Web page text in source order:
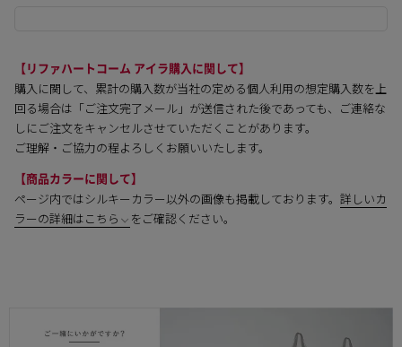
【リファハートコーム アイラ購入に関して】
購入に関して、累計の購入数が当社の定める個人利用の想定購入数を上
回る場合は「ご注文完了メール」が送信された後であっても、ご連絡な
しにご注文をキャンセルさせていただくことがあります。
ご理解・ご協力の程よろしくお願いいたします。
【商品カラーに関して】
ページ内ではシルキーカラー以外の画像も掲載しております。 詳しいカ
ラーの詳細はこちら
をご確認ください。